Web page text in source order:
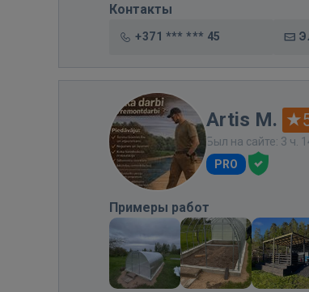
Контакты
+371 *** *** 45
Artis M.
Был на сайте: 3 ч.
PRO
Примеры работ